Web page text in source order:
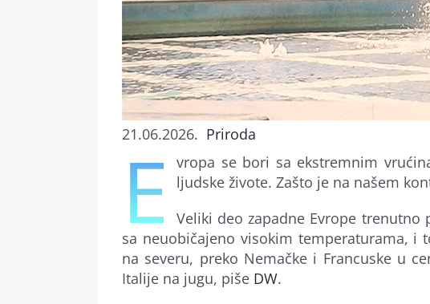
21.06.2026. Priroda
E
vropa se bori sa ekstremnim
ljudske živote. Zašto je na našem
Veliki deo zapadne Evrope
sa neuobičajeno visokim temperaturama, i
na severu, preko Nemačke i Francuske u
Italije na jugu, piše DW.